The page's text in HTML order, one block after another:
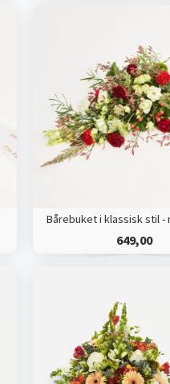
Bårebuket i klassisk stil -
649,00